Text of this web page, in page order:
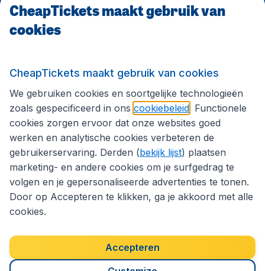
CheapTickets.be
Volg CheapTickets.be
Privacybeleid
Copyright © 2026
CheapTickets maakt gebruik van
cookies
CheapTickets maakt gebruik van cookies
We gebruiken cookies en soortgelijke technologieën
zoals gespecificeerd in ons cookiebeleid . Functionele
cookies zorgen ervoor dat onze websites goed
werken en analytische cookies verbeteren de
gebruikerservaring. Derden (bekijk lijst) plaatsen
marketing- en andere cookies om je surfgedrag te
volgen en je gepersonaliseerde advertenties te tonen.
Door op Accepteren te klikken, ga je akkoord met alle
cookies.
Accepteren